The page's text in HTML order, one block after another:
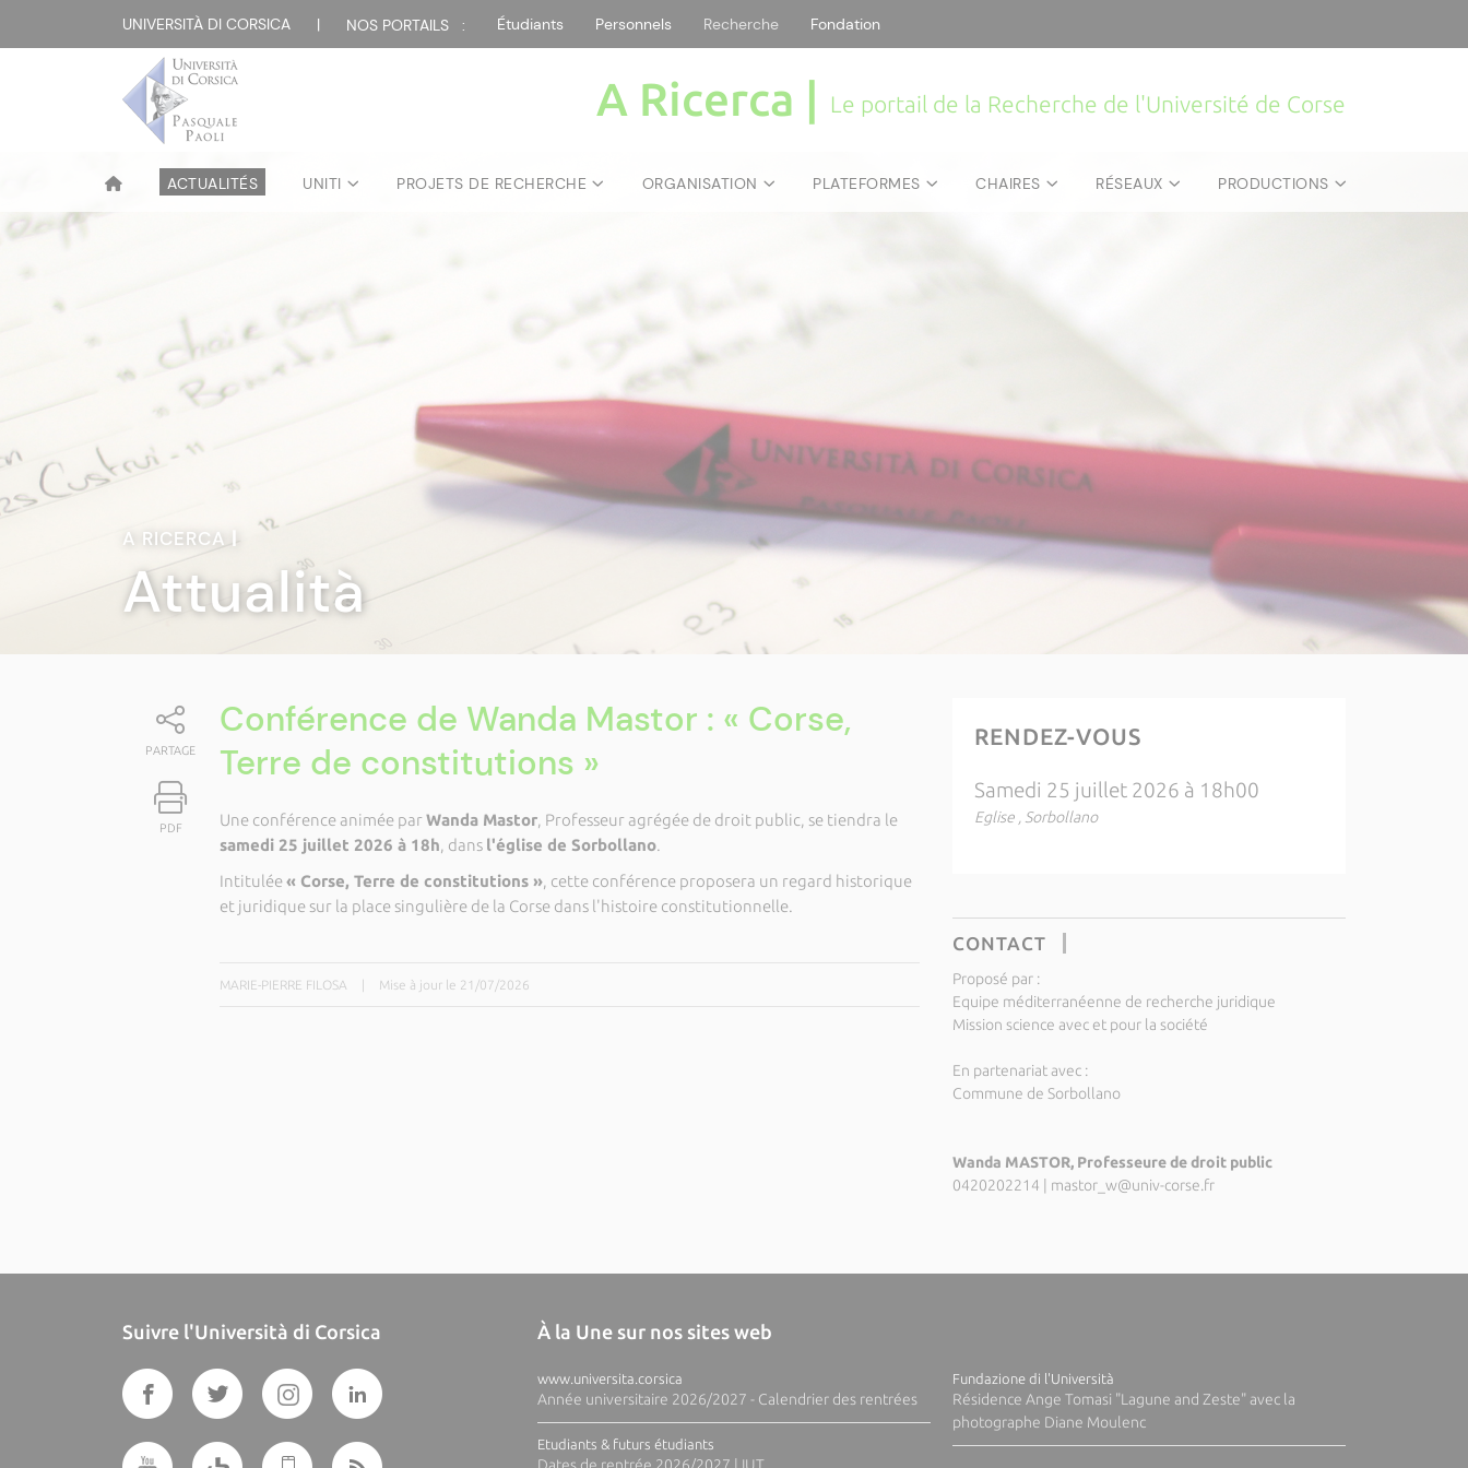
UNIVERSITÀ DI CORSICA | NOS PORTAILS : Étudiants Personnels Recherche Fondation
A Ricerca | Le portail de la Recherche de l'Université de Corse
ACTUALITÉS UNITI PROJETS DE RECHERCHE ORGANISATION PLATEFORMES CHAIRES RÉSEAUX PRODUCTIONS
A RICERCA|
Attualità
PARTAGE
PDF
Conférence de Wanda Mastor : « Corse,
Terre de constitutions »
Une conférence animée parWanda Mastor, Professeur agrégée de droit public, se tiendra le
samedi 25 juillet 2026 à 18h, dans l'église de Sorbollano.
Intitulée« Corse, Terre de constitutions », cette conférence proposera un regard historique
et juridique sur la place singulière de la Corse dans l'histoire constitutionnelle.
MARIE-PIERRE FILOSA Mise à jour le 21/07/2026
RENDEZ-VOUS
Samedi 25 juillet 2026 à 18h00
Eglise , Sorbollano
CONTACT
Proposé par :
Equipe méditerranéenne de recherche juridique
Mission science avec et pour la société
En partenariat avec :
Commune de Sorbollano
Wanda MASTOR, Professeure de droit public
0420202214
mastor_w@univ-corse.fr
Suivre l'Università di Corsica À la Une sur nos sites web
www.universita.corsica
Année universitaire 2026/2027 - Calendrier des rentrées
Etudiants & futurs étudiants
Fundazione di l'Università
Résidence Ange Tomasi "Lagune and Zeste" avec la
photographe Diane Moulenc